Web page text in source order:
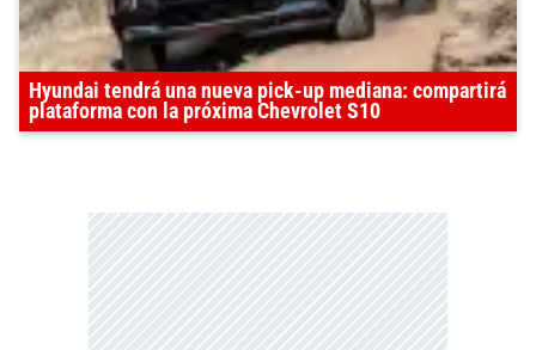
Hyundai tendrá una nueva pick-up mediana: compartirá
plataforma con la próxima Chevrolet S10